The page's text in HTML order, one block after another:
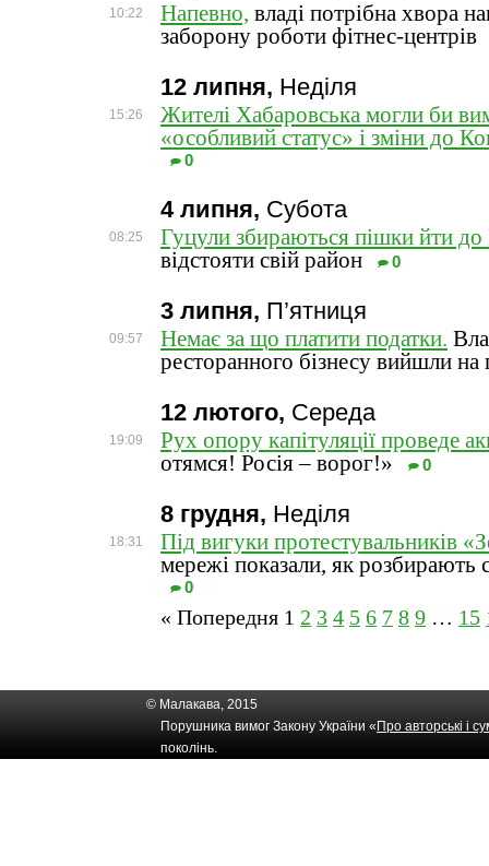
10:22 Напевно, владі потрібна хвора
заборону роботи фітнес-центрів
12 липня, Неділя
15:26
Жителі Хабаровська могли би
«особливий статус» і зміни до
0
4 липня, Субота
08:25
Гуцули збираються пішки йти до
відстояти свій район
0
3 липня, П’ятниця
09:57 Немає за що платити податки.
ресторанного бізнесу вийшли на
12 лютого, Середа
19:09
Рух опору капітуляції проведе
отямся! Росія – ворог!»
0
8 грудня, Неділя
18:31
Під вигуки протестувальників
мережі показали, як розбирають
0
« Попередня 1 2 3 4 5 6 7 8 9 … 15
© Малакава, 2015
Порушника вимог Закону України « Про авторські і
поколінь.